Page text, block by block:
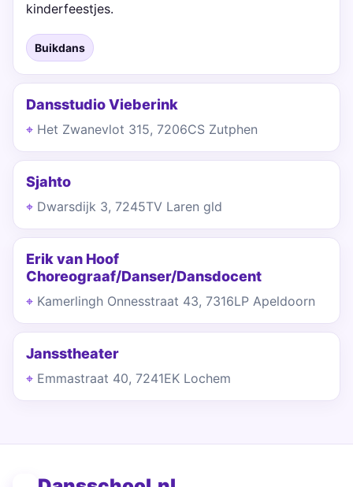
kinderfeestjes.
Buikdans
Dansstudio Vieberink
Het Zwanevlot 315, 7206CS Zutphen
Sjahto
Dwarsdijk 3, 7245TV Laren gld
Erik van Hoof
Choreograaf/Danser/Dansdocent
Kamerlingh Onnesstraat 43, 7316LP Apeldoorn
Jansstheater
Emmastraat 40, 7241EK Lochem